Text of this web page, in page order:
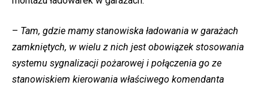
– Tam, gdzie mamy stanowiska ładowania w garażach
zamkniętych, w wielu z nich jest obowiązek stosowania
systemu sygnalizacji pożarowej i połączenia go ze
stanowiskiem kierowania właściwego komendanta